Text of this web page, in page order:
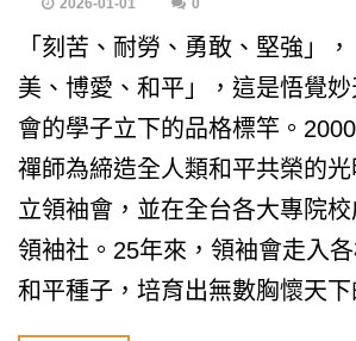
2026-01-01 0
「刻苦、耐勞、勇敢、堅強」
美、博愛、和平」，這是悟覺
會的學子立下的品格標竿。
禪師為締造全人類和平共榮的光
立領袖會，並在全台各大專院
領袖社。25年來，領袖會走入
和平種子，培育出無數胸懷天下